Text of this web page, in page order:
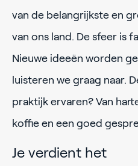
van de belangrijkste en
van ons land. De sfeer is
Nieuwe ideeën worden
luisteren we graag naar.
praktijk ervaren? Van
koffie en een goed
Je verdient het